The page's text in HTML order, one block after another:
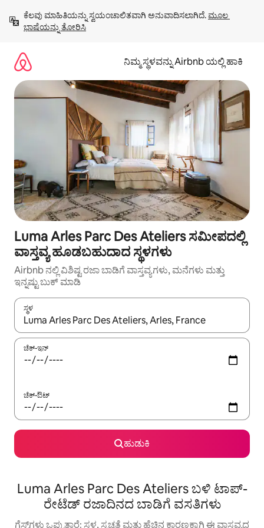
ಹೋಗಿ
ಕೆಲವು ಮಾಹಿತಿಯನ್ನು ಸ್ವಯಂಚಾಲಿತವಾಗಿ ಅನುವಾದಿಸಲಾಗಿದೆ. ಮೂಲ
ಭಾಷೆಯನ್ನು ತೋರಿಸಿ
ನಿಮ್ಮ ಸ್ಥಳವನ್ನು Airbnb ಯಲ್ಲಿ ಹಾಕಿ
Luma Arles Parc Des Ateliers ಸಮೀಪದಲ್ಲಿ
ವಾಸ್ತವ್ಯ ಹೂಡಬಹುದಾದ ಸ್ಥಳಗಳು
Airbnb ನಲ್ಲಿ ವಿಶಿಷ್ಟ ರಜಾ ಬಾಡಿಗೆ ವಾಸ್ತವ್ಯಗಳು, ಮನೆಗಳು ಮತ್ತು
ಇನ್ನಷ್ಟು ಬುಕ್ ಮಾಡಿ
ಸ್ಥಳ
ಫಲಿತಾಂಶಗಳು ಲಭ್ಯವಿರುವಾಗ, ಅಪ್ ಮತ್ತು ಡೌನ್ ಬಾಣದ ಕೀಲಿಗಳೊಂದಿಗೆ
ಚೆಕ್-ಇನ್
ಚೆಕ್-ಔಟ್
ಹುಡುಕಿ
Luma Arles Parc Des Ateliers ಬಳಿ ಟಾಪ್-
ರೇಟೆಡ್ ರಜಾದಿನದ ಬಾಡಿಗೆ ವಸತಿಗಳು
ಗೆಸ್ಟ್‌ಗಳು ಒಪ್ಪುತ್ತಾರೆ: ಸ್ಥಳ, ಸ್ವಚ್ಛತೆ ಮತ್ತು ಹೆಚ್ಚಿನ ಕಾರಣಕ್ಕಾಗಿ ಈ ವಾಸ್ತವ್ಯದ